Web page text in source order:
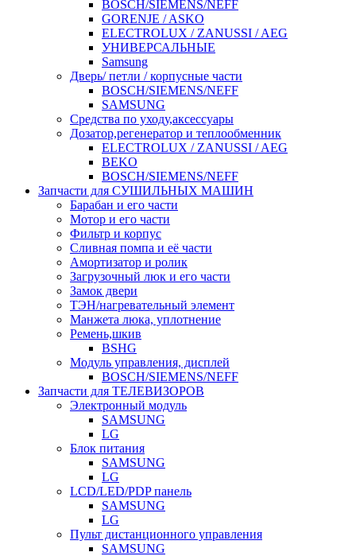
BOSCH/SIEMENS/NEFF
GORENJE / ASKO
ELECTROLUX / ZANUSSI / AEG
УНИВЕРСАЛЬНЫЕ
Samsung
Дверь/ петли / корпусные части
BOSCH/SIEMENS/NEFF
SAMSUNG
Средства по уходу,аксессуары
Дозатор,регенератор и теплообменник
ELECTROLUX / ZANUSSI / AEG
BEKO
BOSCH/SIEMENS/NEFF
Запчасти для СУШИЛЬНЫХ МАШИН
Барабан и его части
Мотор и его части
Фильтр и корпус
Сливная помпа и её части
Амортизатор и ролик
Загрузочный люк и его части
Замок двери
ТЭН/нагревательный элемент
Манжета люка, уплотнение
Ремень,шкив
BSHG
Модуль управления, дисплей
BOSCH/SIEMENS/NEFF
Запчасти для ТЕЛЕВИЗОРОВ
Электронный модуль
SAMSUNG
LG
Блок питания
SAMSUNG
LG
LCD/LED/PDP панель
SAMSUNG
LG
Пульт дистанционного управления
SAMSUNG